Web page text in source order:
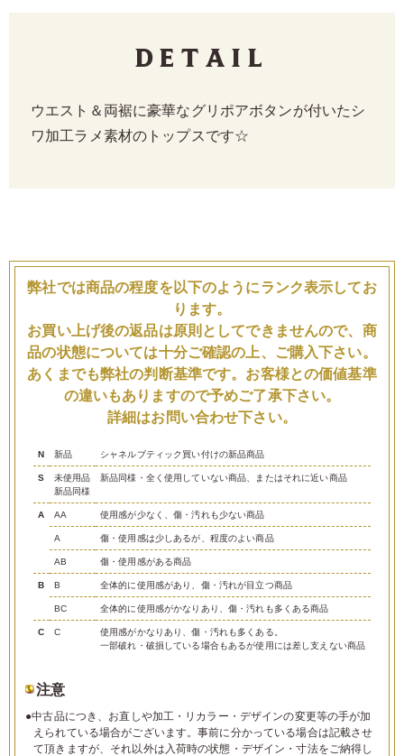
Detail
ウエスト＆両裾に豪華なグリポアボタンが付いたシ
ワ加工ラメ素材のトップスです☆
弊社では商品の程度を以下のようにランク表示してお
ります。
お買い上げ後の返品は原則としてできませんので、商
品の状態については十分ご確認の上、ご購入下さい。
あくまでも弊社の判断基準です。お客様との価値基準
の違いもありますので予めご了承下さい。
詳細はお問い合わせ下さい。
N 新品 シャネルブティック買い付けの新品商品
S
未使用品
新品同様
新品同様・全く使用していない商品、またはそれに近い商品
A AA 使用感が少なく、傷・汚れも少ない商品
A 傷・使用感は少しあるが、程度のよい商品
AB 傷・使用感がある商品
B B 全体的に使用感があり、傷・汚れが目立つ商品
BC 全体的に使用感がかなりあり、傷・汚れも多くある商品
C C
使用感がかなりあり、傷・汚れも多くある。
一部破れ・破損している場合もあるが使用には差し支えない商品
注意
●中古品につき、お直しや加工・リカラー・デザインの変更等の手が加
えられている場合がございます。事前に分かっている場合は記載させ
て頂きますが、それ以外は入荷時の状態・デザイン・寸法をご納得し